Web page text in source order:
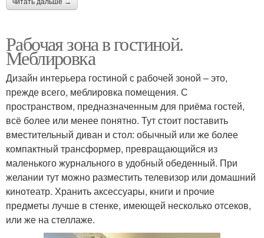
читать дальше →
Рабочая зона в гостиной.
Меблировка
Дизайн интерьера гостиной с рабочей зоной – это,
прежде всего, меблировка помещения. С
пространством, предназначенным для приёма гостей,
всё более или менее понятно. Тут стоит поставить
вместительный диван и стол: обычный или же более
компактный трансформер, превращающийся из
маленького журнального в удобный обеденный. При
желании тут можно разместить телевизор или домашний
кинотеатр. Хранить аксессуары, книги и прочие
предметы лучше в стенке, имеющей несколько отсеков,
или же на стеллаже.